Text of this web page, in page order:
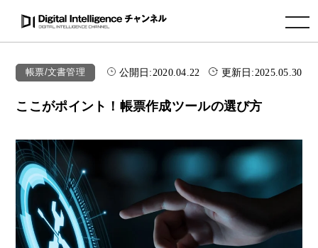
toggle navigation
帳票/文書管理 公開日:2020.04.22 更新日:2025.05.30
ここがポイント！帳票作成ツールの選び方